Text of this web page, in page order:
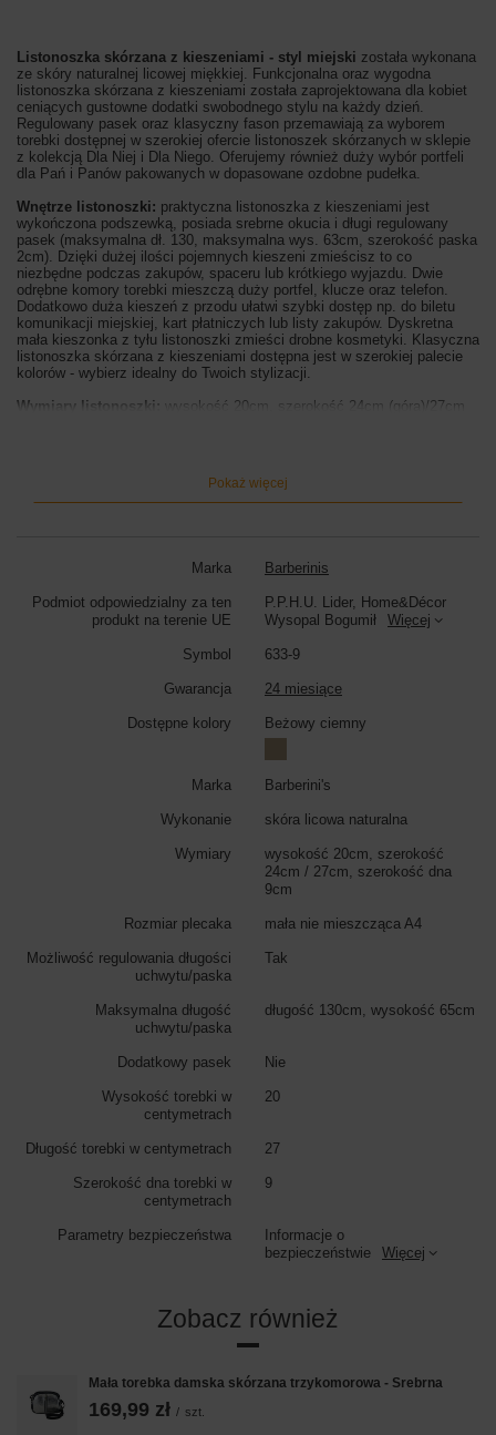
Listonoszka skórzana z kieszeniami - styl miejski została wykonana
ze skóry naturalnej licowej miękkiej. Funkcjonalna oraz wygodna
listonoszka skórzana z kieszeniami została zaprojektowana dla kobiet
ceniących gustowne dodatki swobodnego stylu na każdy dzień.
Regulowany pasek oraz klasyczny fason przemawiają za wyborem
torebki dostępnej w szerokiej ofercie listonoszek skórzanych w sklepie
z kolekcją Dla Niej i Dla Niego. Oferujemy również duży wybór portfeli
dla Pań i Panów pakowanych w dopasowane ozdobne pudełka.
Wnętrze listonoszki: praktyczna listonoszka z kieszeniami jest
wykończona podszewką, posiada srebrne okucia i długi regulowany
pasek (maksymalna dł. 130, maksymalna wys. 63cm, szerokość paska
2cm). Dzięki dużej ilości pojemnych kieszeni zmieścisz to co
niezbędne podczas zakupów, spaceru lub krótkiego wyjazdu. Dwie
odrębne komory torebki mieszczą duży portfel, klucze oraz telefon.
Dodatkowo duża kieszeń z przodu ułatwi szybki dostęp np. do biletu
komunikacji miejskiej, kart płatniczych lub listy zakupów. Dyskretna
mała kieszonka z tyłu listonoszki zmieści drobne kosmetyki. Klasyczna
listonoszka skórzana z kieszeniami dostępna jest w szerokiej palecie
kolorów - wybierz idealny do Twoich stylizacji.
Wymiary listonoszki: wysokość 20cm, szerokość 24cm (góra)/27cm
Pokaż więcej
Marka Barberinis
Podmiot odpowiedzialny za ten
produkt na terenie UE
P.P.H.U. Lider, Home&Décor
Wysopal Bogumił
Więcej
Symbol 633-9
Gwarancja 24 miesiące
Dostępne kolory Beżowy ciemny
Marka Barberini's
Wykonanie skóra licowa naturalna
Wymiary
wysokość 20cm, szerokość
24cm / 27cm, szerokość dna
9cm
Rozmiar plecaka mała nie mieszcząca A4
Możliwość regulowania długości
uchwytu/paska
Tak
Maksymalna długość
uchwytu/paska
długość 130cm, wysokość 65cm
Dodatkowy pasek Nie
Wysokość torebki w
centymetrach
20
Długość torebki w centymetrach 27
Szerokość dna torebki w
centymetrach
9
Parametry bezpieczeństwa
Informacje o
bezpieczeństwie
Więcej
Zobacz również
Mała torebka damska skórzana trzykomorowa - Srebrna
169,99 zł / szt.